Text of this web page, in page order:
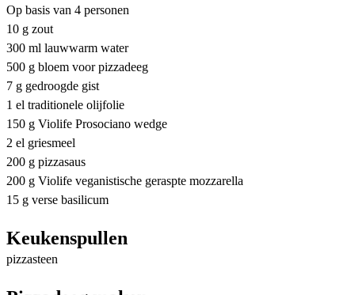
Op basis van 4 personen
10 g zout
300 ml lauwwarm water
500 g bloem voor pizzadeeg
7 g gedroogde gist
1 el traditionele olijfolie
150 g Violife Prosociano wedge
2 el griesmeel
200 g pizzasaus
200 g Violife veganistische geraspte mozzarella
15 g verse basilicum
Keukenspullen
pizzasteen